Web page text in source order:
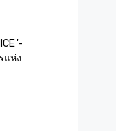
'-
แห่ง
ไทย